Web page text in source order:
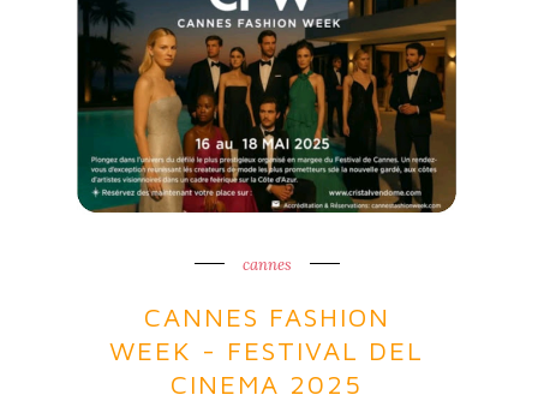
cannes
CANNES FASHION
WEEK - FESTIVAL DEL
CINEMA 2025